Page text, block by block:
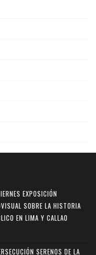
EXPOSICIÓN
SOBRE LA HISTORIA
EN LIMA Y CALLAO
SERENOS DE LA